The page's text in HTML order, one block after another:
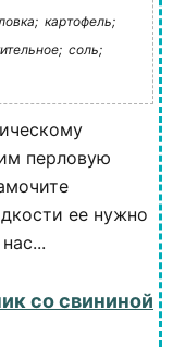
картофель;
соль;
перловую
ее нужно
со свининой